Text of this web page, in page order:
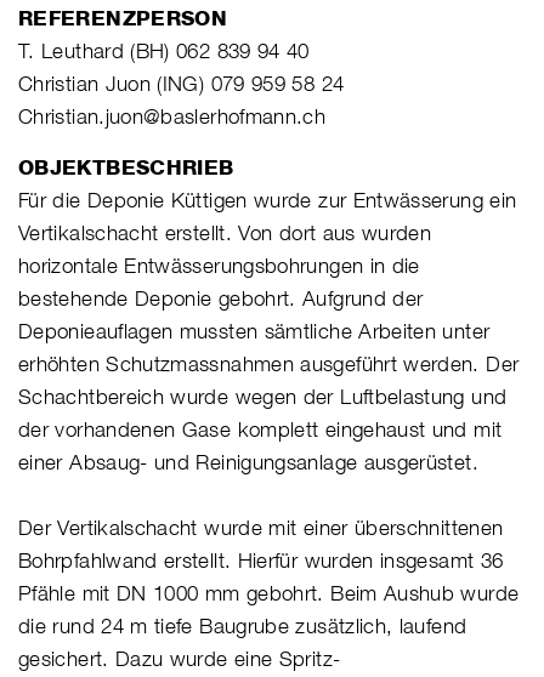
REFERENZPERSON
T. Leuthard (BH) 062 839 94 40
Christian Juon (ING) 079 959 58 24
Christian.juon@baslerhofmann.ch
OBJEKTBESCHRIEB
Für die Deponie Küttigen wurde zur Entwässerung ein
Vertikalschacht erstellt. Von dort aus wurden
horizontale Entwässerungsbohrungen in die
bestehende Deponie gebohrt. Aufgrund der
Deponieauflagen mussten sämtliche Arbeiten unter
erhöhten Schutzmassnahmen ausgeführt werden. Der
Schachtbereich wurde wegen der Luftbelastung und
der vorhandenen Gase komplett eingehaust und mit
einer Absaug- und Reinigungsanlage ausgerüstet.
Der Vertikalschacht wurde mit einer überschnittenen
Bohrpfahlwand erstellt. Hierfür wurden insgesamt 36
Pfähle mit DN 1000 mm gebohrt. Beim Aushub wurde
die rund 24 m tiefe Baugrube zusätzlich, laufend
gesichert. Dazu wurde eine Spritz-